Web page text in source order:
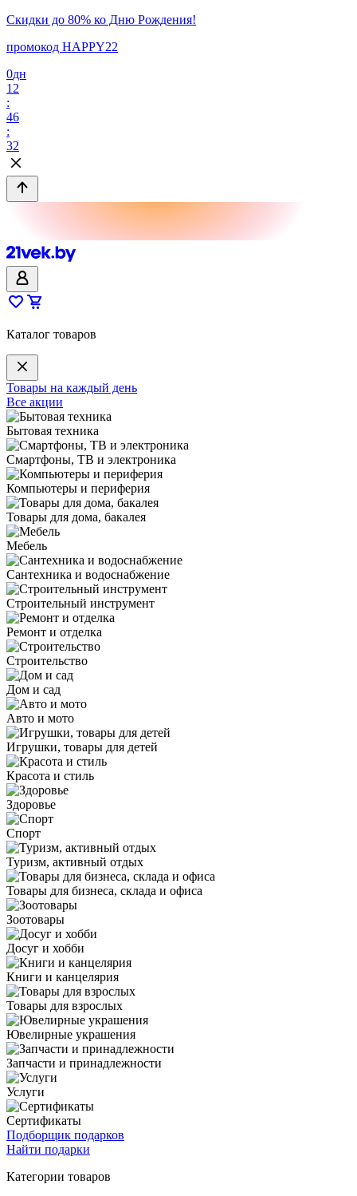
Скидки до 80% ко Дню Рождения!
промокод HAPPY22
0дн
12
:
46
:
32
Каталог товаров
Товары на каждый день
Все акции
Бытовая техника
Смартфоны, ТВ и электроника
Компьютеры и периферия
Товары для дома, бакалея
Мебель
Сантехника и водоснабжение
Строительный инструмент
Ремонт и отделка
Строительство
Дом и сад
Авто и мото
Игрушки, товары для детей
Красота и стиль
Здоровье
Спорт
Туризм, активный отдых
Товары для бизнеса, склада и офиса
Зоотовары
Досуг и хобби
Книги и канцелярия
Товары для взрослых
Ювелирные украшения
Запчасти и принадлежности
Услуги
Сертификаты
Подборщик подарков
Найти подарки
Категории товаров